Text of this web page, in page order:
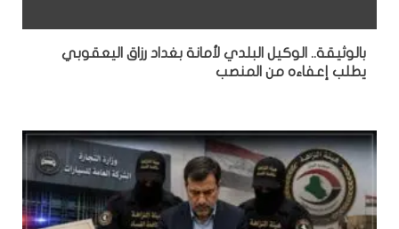
بالوثيقة.. الوكيل البلدي لأمانة بغداد رزاق اليعقوبي
يطلب إعفاءه من المنصب